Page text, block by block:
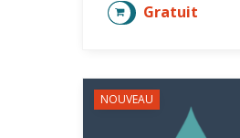
Gratuit
AJOUTER AU PANIER
NOUVEAU